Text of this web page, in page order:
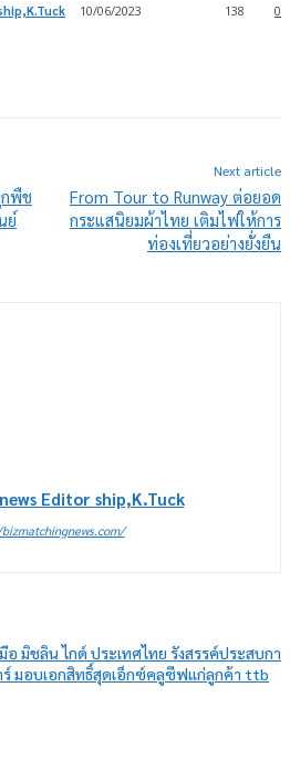
10/06/2023 0
138
กพืช
ย์
Next article
From Tour to Runway ต่อยอด
กระแสนิยมผ้าไทย เติมไฟให้การ
ท่องเที่ยวอย่างยั่งยืน
Editor ship,K.Tuck
อ มิชลิน ไกด์ ประเทศไทย รังสรรค์ประสบกา
มอบเอกสิทธิ์สุดเอ็กซ์คลูซีฟแก่ลูกค้า ttb